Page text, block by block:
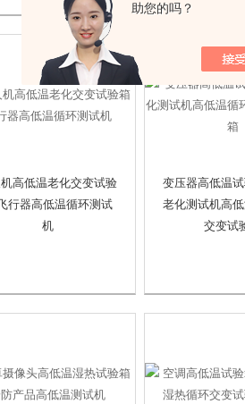
助您的吗？
高低温老化交变试验
行器高低温循环测试
机
变压器高低温
老化测试机高
交变试